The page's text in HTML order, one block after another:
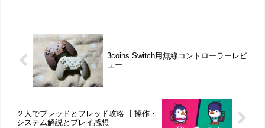
レースゲームが苦...
ができません。結...
3coins Switch用無線コントローラーレビ
ュー
２人でブレッドとフレッド攻略 ┃操作・
システム解説とプレイ感想